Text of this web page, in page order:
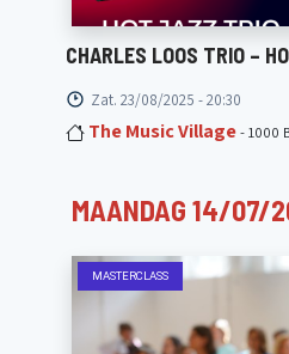
CHARLES LOOS TRIO –
Zat. 23/08/2025 - 20:30
The Music Village- 1000
MAANDAG 14/07/
MASTERCLASS